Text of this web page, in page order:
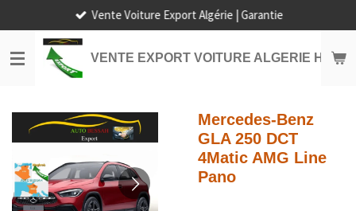
au
contenu
principal
VENTE EXPORT VOITURE ALGERIE HORS
Vente Voiture Export Algérie | Garantie
Mercedes-Benz
GLA 250 DCT
4Matic AMG Line
Pano